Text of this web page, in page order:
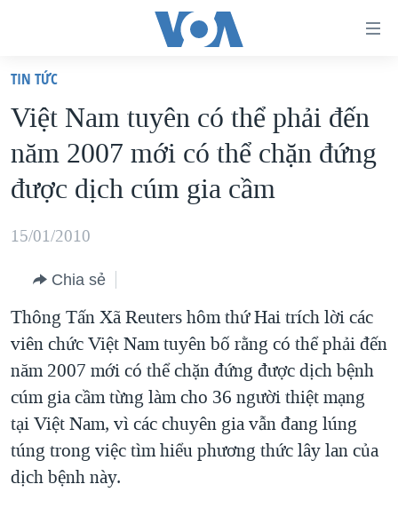
truy
cập
Tới
nội
chính
hướng
chính
Đi
tới
"Tìm"
VIỆT NAM
HOA KỲ
BIỂN ĐÔNG
THẾ GIỚI
DIỄN ĐÀN
MỤC
TỰ DO BÁO CHÍ
NGƯỜI VIỆT HẢI NGOẠI
ĐỜI SỐNG
KINH TẾ
CHUYÊN ĐỀ
CHIẾN TRANH THƯƠNG MẠI CỦA MỸ: QUÁ KHỨ VÀ HIỆN
TẠI
HÀNH TRÌNH BẦU CỬ 2024
HỌC TIẾNG ANH
VIDEO
NGHE
TIN TỨC
Việt Nam tuyên có thể phải đến
năm 2007 mới có thể chặn đứng
được dịch cúm gia cầm
15/01/2010
Chia sẻ
Thông Tấn Xã Reuters hôm thứ Hai trích lời các
viên chức Việt Nam tuyên bố rằng có thể phải đến
năm 2007 mới có thể chặn đứng được dịch bệnh
cúm gia cầm từng làm cho 36 người thiệt mạng
tại Việt Nam, vì các chuyên gia vẫn đang lúng
túng trong việc tìm hiểu phương thức lây lan của
dịch bệnh này.